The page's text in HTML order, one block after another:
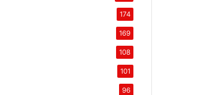
174
169
108
101
96